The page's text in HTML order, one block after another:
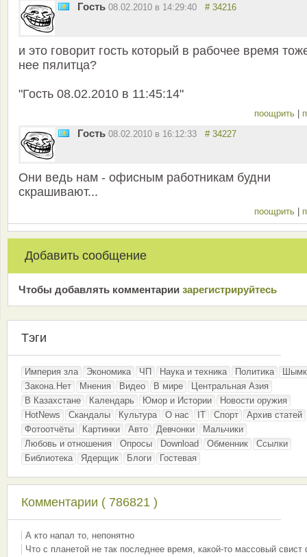
Гость 08.02.2010 в 14:29:40 # 34216
и это говорит гость который в рабочее время
нее пялитца?
"Гость 08.02.2010 в 11:45:14"
поощрить
Гость 08.02.2010 в 16:12:33 # 34227
Они ведь нам - офисным работникам будни
скрашивают...
поощрить
Добавить сообщение
Чтобы добавлять комментарии зарeгиcтрирyйтeсь
Тэги
Империя зла Экономика ЧП Наука и техника Политика
Закона.Нет
Мнения Видео В мире
Центральная Азия
В Казахстане
Календарь Юмор и Истории
Новости оружия
HotNews
Скандалы Культура О нас IT Спорт
Архив статей
Фотоотчёты
Картинки Авто Девчонки
Мальчики
Любовь и отношения
Опросы Download Обменник
Ссылки
Библиотека
Ядерщик Блоги Гостевая
Комментарии ( 786821 )
А кто напал то, непонятно
Что с планетой не так последнее время, какой-то массовый свист